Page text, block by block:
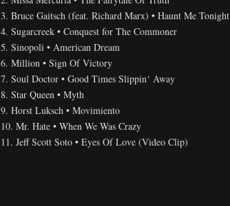
3. Bruce Gaitsch (feat. Richard Marx) • Haunt Me Tonight
4. Sugarcreek • Conquest for The Commoner
5. Sinopoli • American Dream
6. Million • Sign Of Victory
7. Soul Doctor • Good Times Slippin‘ Away
8. Star Queen • Myth
9. Horst Luksch • Movimiento
10. Mr. Hate • When We Was Crazy
11. Jeff Scott Soto • Eyes Of Love (Video Clip)